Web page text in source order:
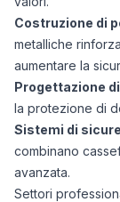
Costruzione di
metalliche
aumentare la
Progettazione
la protezione di
Sistemi di
combinano
avanzata.
Settori